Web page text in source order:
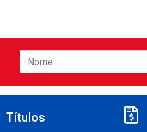
Títulos